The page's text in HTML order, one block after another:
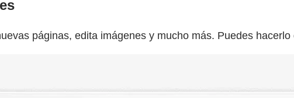
páginas, edita imágenes y mucho más. Puedes